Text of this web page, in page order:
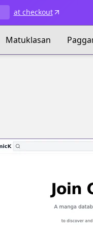
at checkout
Matuklasan